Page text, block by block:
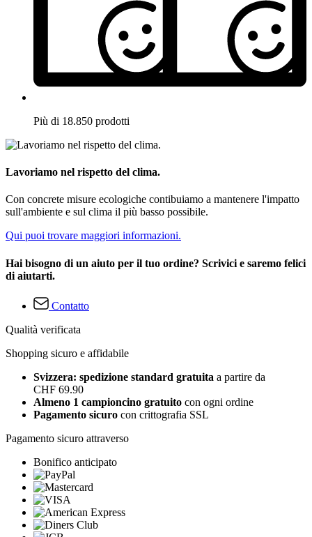
Più di 18.850 prodotti
Lavoriamo nel rispetto del clima.
Con concrete misure ecologiche contibuiamo a mantenere l'impatto
sull'ambiente e sul clima il più basso possibile.
Qui puoi trovare maggiori informazioni.
Hai bisogno di un aiuto per il tuo ordine? Scrivici e saremo felici
di aiutarti.
Contatto
Qualità verificata
Shopping sicuro e affidabile
Svizzera: spedizione standard gratuita a partire da
CHF 69.90
Almeno 1 campioncino gratuito con ogni ordine
Pagamento sicuro con crittografia SSL
Pagamento sicuro attraverso
Bonifico anticipato